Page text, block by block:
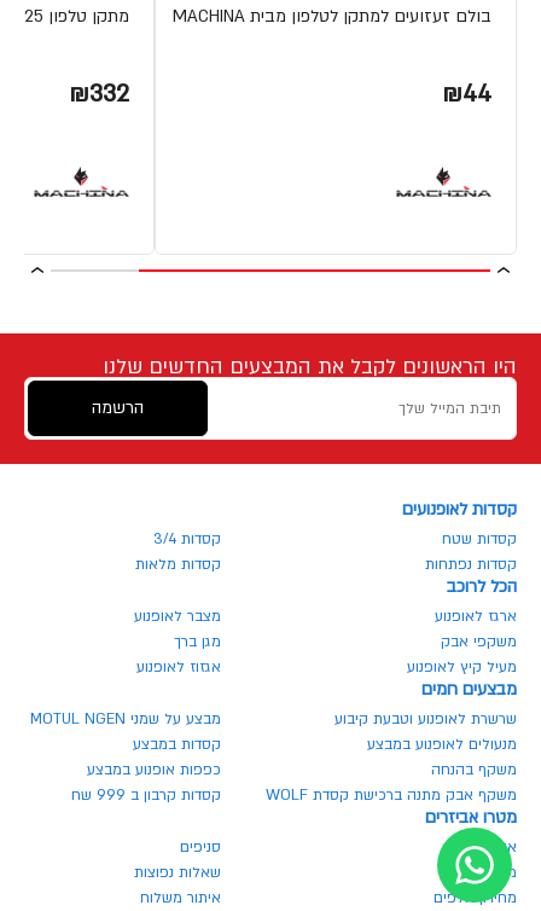
בולם זעזועים למתקן לטלפון מבית MACHINA
₪44
מתקן טלפון M25 לאופנוע/קטנוע כולל בולם זעזועים מבית MACHINA
₪332
היו הראשונים לקבל את המבצעים החדשים שלנו
הרשמה
קסדות לאופנועים
קסדות שטח
קסדות 3/4
קסדות נפתחות
קסדות מלאות
הכל לרוכב
ארגז לאופנוע
מצבר לאופנוע
משקפי אבק
מגן ברך
מעיל קיץ לאופנוע
אגזוז לאופנוע
מבצעים חמים
שרשרת לאופנוע וטבעת קיבוע
מבצע על שמני MOTUL NGEN
מנעולים לאופנוע במבצע
קסדות במבצע
משקף בהנחה
כפפות אופנוע במבצע
משקף אבק מתנה ברכישת קסדת WOLF
קסדות קרבון ב 999 שח
מטרו אביזרים
אודותינו
סניפים
מגזין מטרו
שאלות נפוצות
מחירון חלפים
איתור משלוח